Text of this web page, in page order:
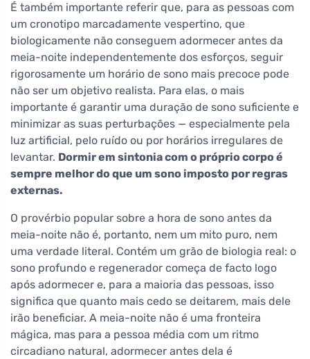
É também importante referir que, para as pessoas com
um cronotipo marcadamente vespertino, que
biologicamente não conseguem adormecer antes da
meia-noite independentemente dos esforços, seguir
rigorosamente um horário de sono mais precoce pode
não ser um objetivo realista. Para elas, o mais
importante é garantir uma duração de sono suficiente e
minimizar as suas perturbações — especialmente pela
luz artificial, pelo ruído ou por horários irregulares de
levantar. Dormir em sintonia com o próprio corpo é
sempre melhor do que um sono imposto por regras
externas.
O provérbio popular sobre a hora de sono antes da
meia-noite não é, portanto, nem um mito puro, nem
uma verdade literal. Contém um grão de biologia real: o
sono profundo e regenerador começa de facto logo
após adormecer e, para a maioria das pessoas, isso
significa que quanto mais cedo se deitarem, mais dele
irão beneficiar. A meia-noite não é uma fronteira
mágica, mas para a pessoa média com um ritmo
circadiano natural, adormecer antes dela é